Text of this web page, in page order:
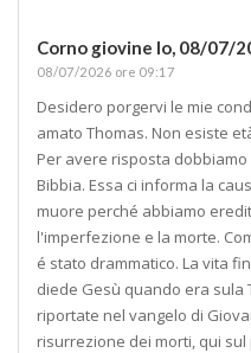
Corno giovine lo, 08/07/
08/07/2026 ore 09:17
Desidero porgervi le mie
amato Thomas. Non esiste
Per avere risposta
Bibbia. Essa ci informa la
muore perché abbiamo
l'imperfezione e la morte.
é stato drammatico. La vita
diede Gesù quando era sula
riportate nel vangelo di
risurrezione dei morti, qui